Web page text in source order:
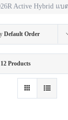
Active Hybrid แบ
Default Order
12 Products